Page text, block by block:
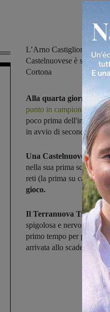
L’Arno Castiglioni
Castelnuovese è stata
Cortona
Alla quarta giornata
punto in campionato
poco prima dell'intervallo
in avvio di secondo tempo.
Una Castelnuovese
nella sua prima sconfitta
reti (la prima su calcio di
gioco.
Il Terranuova Traiana
spigolosa e nervosa nella
primo tempo per poi
arrivata allo scadere con